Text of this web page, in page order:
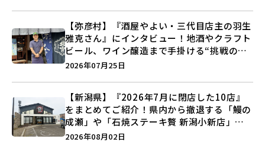
【弥彦村】『酒屋やよい・三代目店主の羽生
雅克さん』にインタビュー！地酒やクラフト
ビール、ワイン醸造まで手掛ける“挑戦の歴
史”に迫る♪
2026年07月25日
【新潟県】『2026年7月に閉店した10店』
をまとめてご紹介！県内から撤退する「鰻の
成瀬」や「石焼ステーキ贅 新潟小新店」が
営業に幕…。
2026年08月02日